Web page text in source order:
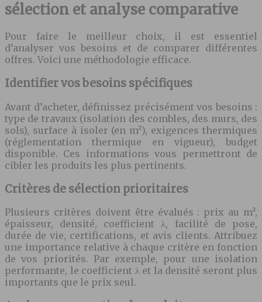
sélection et analyse comparative
Pour faire le meilleur choix, il est essentiel
d’analyser vos besoins et de comparer différentes
offres. Voici une méthodologie efficace.
Identifier vos besoins spécifiques
Avant d’acheter, définissez précisément vos besoins :
type de travaux (isolation des combles, des murs, des
sols), surface à isoler (en m²), exigences thermiques
(réglementation thermique en vigueur), budget
disponible. Ces informations vous permettront de
cibler les produits les plus pertinents.
Critères de sélection prioritaires
Plusieurs critères doivent être évalués : prix au m²,
épaisseur, densité, coefficient λ, facilité de pose,
durée de vie, certifications, et avis clients. Attribuez
une importance relative à chaque critère en fonction
de vos priorités. Par exemple, pour une isolation
performante, le coefficient λ et la densité seront plus
importants que le prix seul.